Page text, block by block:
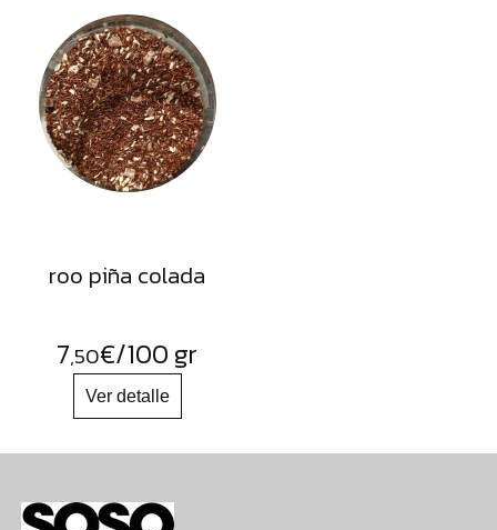
roo piña colada
7,50€/100 gr